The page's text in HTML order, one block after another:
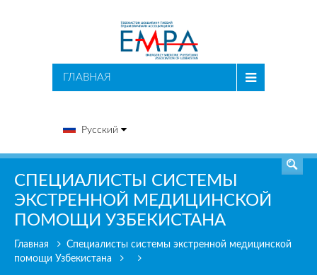
ГЛАВНАЯ
Русский
ПОИСК
СПЕЦИАЛИСТЫ СИСТЕМЫ
ЭКСТРЕННОЙ МЕДИЦИНСКОЙ
ПОМОЩИ УЗБЕКИСТАНА
Главная
Специалисты системы экстренной медицинской
помощи Узбекистана